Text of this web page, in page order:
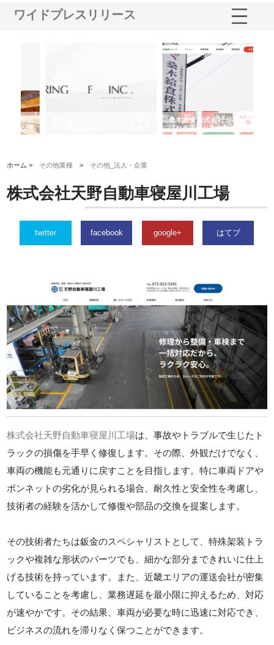
ワイドプレスリリース
株式会社スプリングエフが選ば
れる理由とOEMアパレル製造の
強み
桑木給食株式会社が福山市で選
ばれる手作り弁当配達の理由
ホーム > その他業種 > その他_法人・企業
株式会社天野自動車寝屋川工場
twitter facebook google+ はてブ
株式会社天野自動車寝屋川工場は、事故やトラブルで生じたト
ラックの損傷を手早く修復します。その際、外観だけでなく、
車両の機能も元通りに戻すことを目指します。特に車両ドアや
ボンネットの劣化が見られる場合、耐久性と安全性を考慮し、
技術者の経験を活かして修復や部品の交換を提案します。
その技術者たちは鈑金のスペシャリストとして、特殊架装トラ
ックや複雑な形状のパーツでも、細かな部分まできれいに仕上
げる技術を持っています。また、近畿エリアの運送会社が密集
していることを考慮し、業務遅延を最小限に抑えるため、対応
が速やかです。その結果、車両が必要な時に迅速に対応でき、
ビジネスの流れを滞りなく保つことができます。